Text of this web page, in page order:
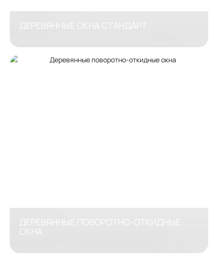
ДЕРЕВЯННЫЕ ОКНА СТАНДАРТ
ДЕРЕВЯННЫЕ ПОВОРОТНО-ОТКИДНЫЕ
ОКНА